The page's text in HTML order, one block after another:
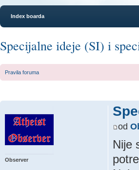
Index boarda
Specijalne ideje (SI) i
Pravila foruma
od
Nije
Observer